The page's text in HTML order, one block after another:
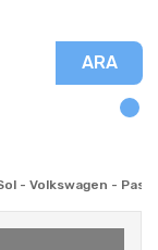
ARA
- Volkswagen -